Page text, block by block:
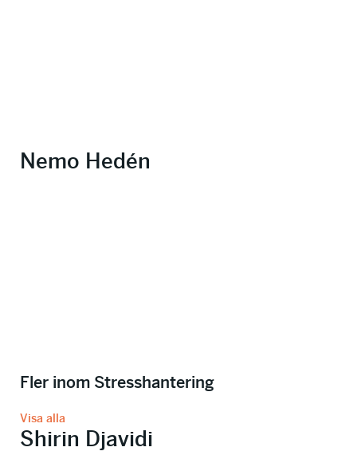
Nemo Hedén
Fler inom Stresshantering
Visa alla
Shirin Djavidi